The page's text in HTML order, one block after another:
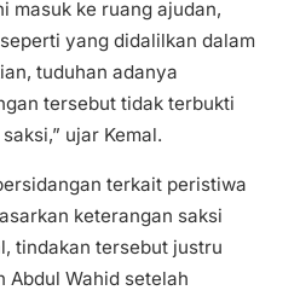
masuk ke ruang ajudan,
yang didalilkan dalam
tuduhan adanya
tersebut tidak terbukti
ujar Kemal.
terkait peristiwa
keterangan saksi
tindakan tersebut justru
Abdul Wahid setelah